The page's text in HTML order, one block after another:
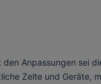
Anpassungen sei
Zelte und Geräte,